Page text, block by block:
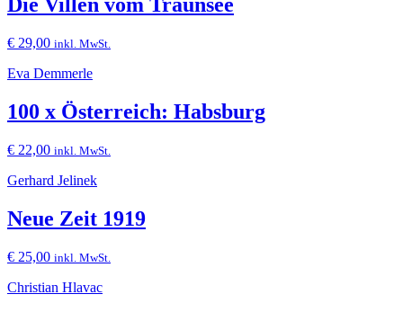
Die Villen vom Traunsee
€ 29,00 inkl. MwSt.
Eva Demmerle
100 x Österreich: Habsburg
€ 22,00 inkl. MwSt.
Gerhard Jelinek
Neue Zeit 1919
€ 25,00 inkl. MwSt.
Christian Hlavac